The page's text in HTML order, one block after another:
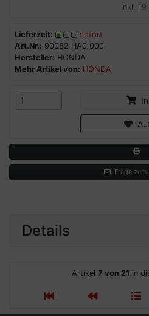
inkl. 19
Lieferzeit:
sofort
Art.Nr.: 90082 HA0 000
Hersteller: HONDA
Mehr Artikel von: HONDA
In
Frage zum
Details
Artikel 7 von 21 in